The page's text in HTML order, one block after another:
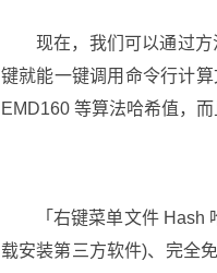
现在，我们可以通过
键就能一键调用命令行计
EMD160 等算法哈希值，
「右键菜单文件
载安装第三方软件)、完全